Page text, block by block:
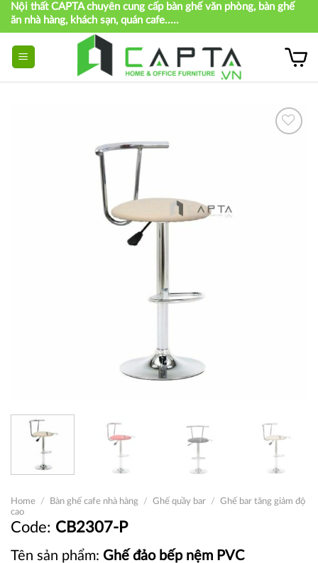
Skip
content
Nội thất CAPTA chuyên cung cấp bàn ghế văn phòng, bàn ghế
ăn nhà hàng, khách sạn, quán cafe.....
Home / Bàn ghế cafe nhà hàng / Ghế quầy bar / Ghế bar tăng giảm độ
cao
CB2307-P
Tên sản phẩm: Ghế đảo bếp nệm PVC